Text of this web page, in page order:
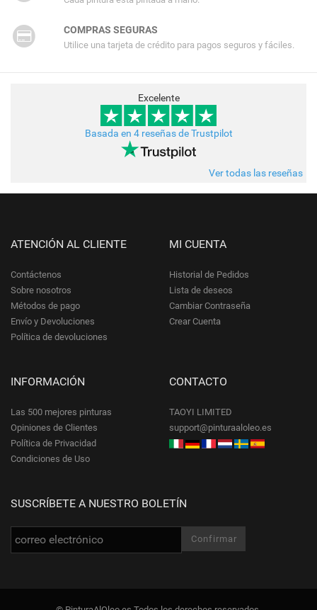
COMPRAS SEGURAS
Utilice una tarjeta de crédito para pagos seguros y fáciles.
Excelente
Basada en 4 reseñas de Trustpilot
Ver todas las reseñas
ATENCIÓN AL CLIENTE
Contáctenos
Sobre nosotros
Métodos de pago
Envío y Devoluciones
Política de devoluciones
MI CUENTA
Historial de Pedidos
Lista de deseos
Cambiar Contraseña
Crear Cuenta
INFORMACIÓN
Las 500 mejores pinturas
Opiniones de Clientes
Política de Privacidad
Condiciones de Uso
CONTACTO
TAOYI LIMITED
support@pinturaaloleo.es
SUSCRÍBETE A NUESTRO BOLETÍN